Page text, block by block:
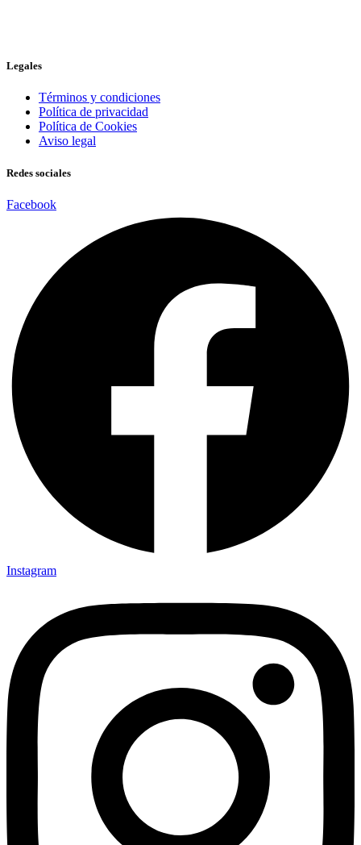
Legales
Términos y condiciones
Política de privacidad
Política de Cookies
Aviso legal
Redes sociales
Facebook
Instagram